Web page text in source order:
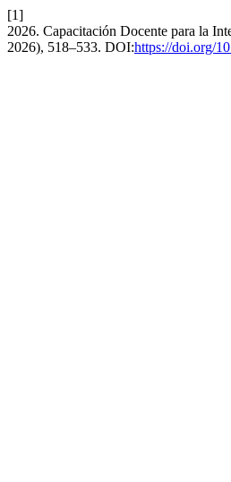
[1]
2026. Capacitación Docente para la
2026), 518–533. DOI:https://doi.org/